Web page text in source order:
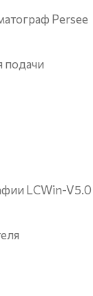
Persee
подачи
LCWin-V5.0